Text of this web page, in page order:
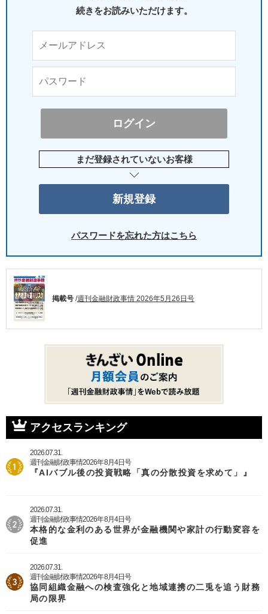
続きをお読みいただけます。
まだ登録されていないお客様
パスワードを忘れた方はこちら
掲載号 /週刊金融財政事情 2026年5月26日号
アクセスランキング
2026.07.31.
週刊金融財政事情2026年8月4日号
『AIバブル後の投資戦略「真の分散投資を求めて」』
2026.07.31.
週刊金融財政事情2026年8月4日号
本格的な金利のある世界が金融機関や家計の行動変容を
促進
2026.07.31.
週刊金融財政事情2026年8月4日号
協同組織金融への検査強化と地域連携の二兎を追う財務
局の限界